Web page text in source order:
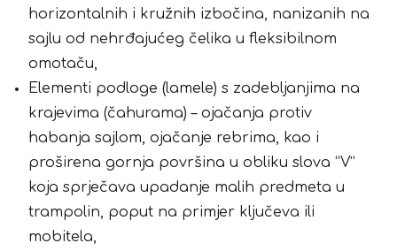
horizontalnih i kružnih izbočina, nanizanih na
sajlu od nehrđajućeg čelika u fleksibilnom
omotaču,
Elementi podloge (lamele) s zadebljanjima na
krajevima (čahurama) – ojačanja protiv
habanja sajlom, ojačanje rebrima, kao i
proširena gornja površina u obliku slova “V”
koja sprječava upadanje malih predmeta u
trampolin, poput na primjer ključeva ili
mobitela,